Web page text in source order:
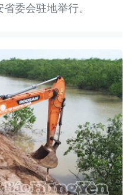
委会驻地举行。